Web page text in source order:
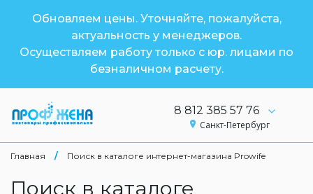
Обновляем цены. Уточняйте, пожалуйста,
актуальность у менеджеров.
Осуществляем работу только с юр. лицами по
безналичном расчету.
8 812 385 57 76
Санкт-Петербург
Главная / Поиск в каталоге интернет-магазина Prowife
Поиск в каталоге